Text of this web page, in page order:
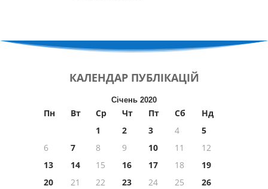
КАЛЕНДАР ПУБЛІКАЦІЙ
Січень 2020
Пн Вт Ср Чт Пт Сб
Нд
1
2 3 4
5
6
7 8 9 10 11
12
13
14 15 16 17 18
19
20
21 22 23 24 25
26